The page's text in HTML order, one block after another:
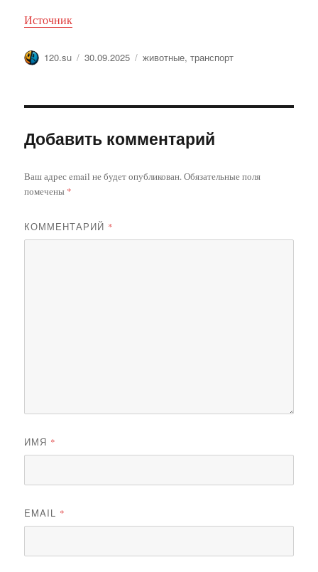
Источник
Автор
120.su Опубликовано
30.09.2025 Метки
животные,транспорт
Добавить комментарий
Ваш адрес email не будет опубликован.Обязательные поля
помечены *
КОММЕНТАРИЙ *
ИМЯ *
EMAIL *